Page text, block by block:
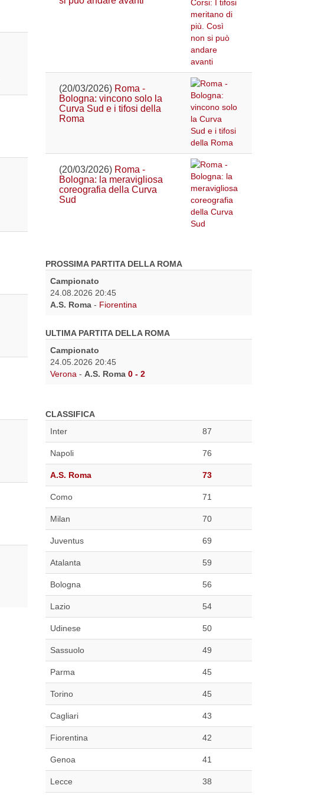
(20/03/2026) Roma -
Bologna: vincono solo la
Curva Sud e i tifosi della
Roma
(20/03/2026) Roma -
Bologna: la meravigliosa
coreografia della Curva
Sud
PROSSIMA PARTITA DELLA ROMA
Campionato
24.08.2026 20:45
A.S. Roma - Fiorentina
ULTIMA PARTITA DELLA ROMA
Campionato
24.05.2026 20:45
Verona - A.S. Roma 0 - 2
CLASSIFICA
Inter
87
Napoli 76
A.S. Roma 73
Como 71
Milan 70
Juventus 69
Atalanta 59
Bologna 56
Lazio 54
Udinese 50
Sassuolo 49
Parma 45
Torino 45
Cagliari 43
Fiorentina 42
Genoa 41
Lecce 38